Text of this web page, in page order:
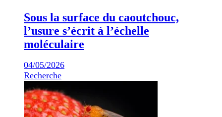
Sous la surface du caoutchouc,
l’usure s’écrit à l’échelle
moléculaire
04/05/2026
Recherche